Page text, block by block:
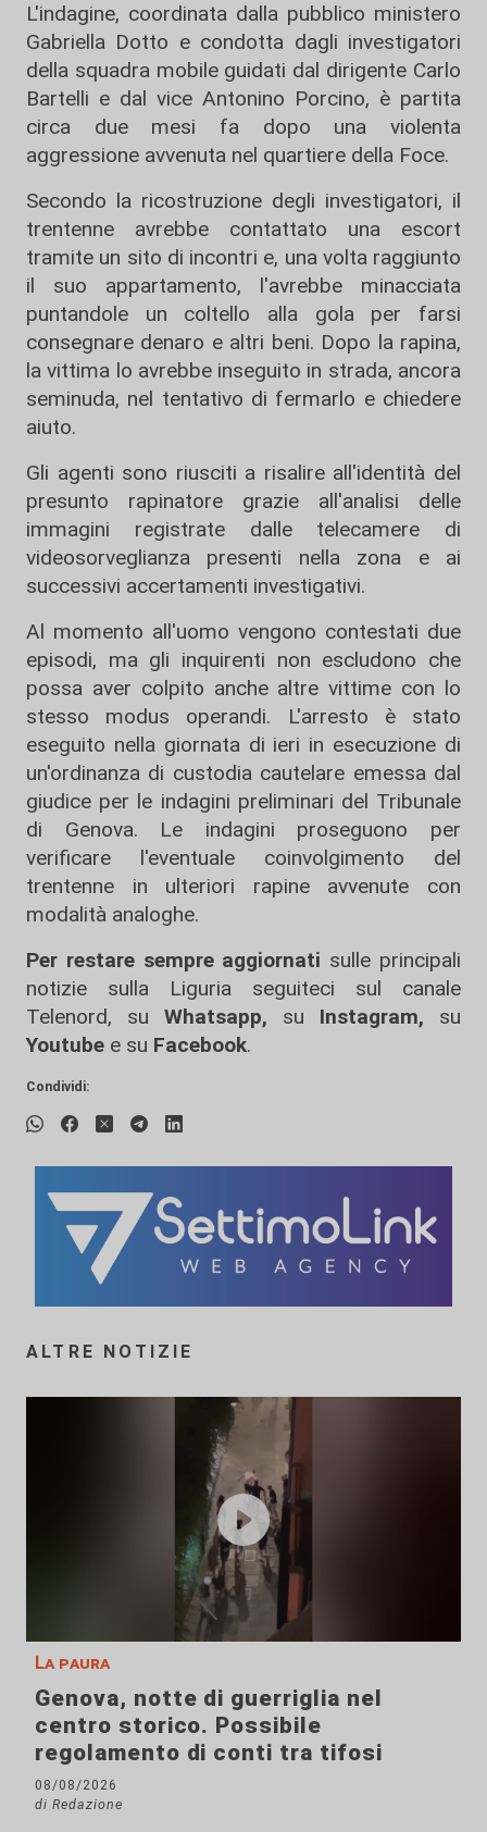
L'indagine, coordinata dalla pubblico ministero
Gabriella Dotto e condotta dagli investigatori
della squadra mobile guidati dal dirigente Carlo
Bartelli e dal vice Antonino Porcino, è partita
circa due mesi fa dopo una violenta
aggressione avvenuta nel quartiere della Foce.
Secondo la ricostruzione degli investigatori, il
trentenne avrebbe contattato una escort
tramite un sito di incontri e, una volta raggiunto
il suo appartamento, l'avrebbe minacciata
puntandole un coltello alla gola per farsi
consegnare denaro e altri beni. Dopo la rapina,
la vittima lo avrebbe inseguito in strada, ancora
seminuda, nel tentativo di fermarlo e chiedere
aiuto.
Gli agenti sono riusciti a risalire all'identità del
presunto rapinatore grazie all'analisi delle
immagini registrate dalle telecamere di
videosorveglianza presenti nella zona e ai
successivi accertamenti investigativi.
Al momento all'uomo vengono contestati due
episodi, ma gli inquirenti non escludono che
possa aver colpito anche altre vittime con lo
stesso modus operandi. L'arresto è stato
eseguito nella giornata di ieri in esecuzione di
un'ordinanza di custodia cautelare emessa dal
giudice per le indagini preliminari del Tribunale
di Genova. Le indagini proseguono per
verificare l'eventuale coinvolgimento del
trentenne in ulteriori rapine avvenute con
modalità analoghe.
Per restare sempre aggiornati sulle principali
notizie sulla Liguria seguiteci sul canale
Telenord, su
Whatsapp, su Instagram, su
Youtube e su Facebook.
Condividi:
ALTRE NOTIZIE
La paura
Genova, notte di guerriglia nel
centro storico. Possibile
regolamento di conti tra tifosi
08/08/2026
di Redazione